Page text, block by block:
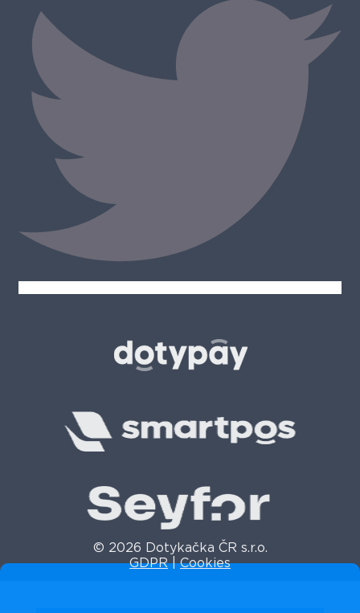
© 2026 Dotykačka ČR s.r.o.
GDPR|Cookies